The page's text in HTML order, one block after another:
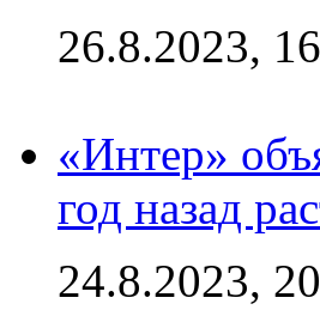
26.8.2023,
«Интер»
год назад
24.8.2023,